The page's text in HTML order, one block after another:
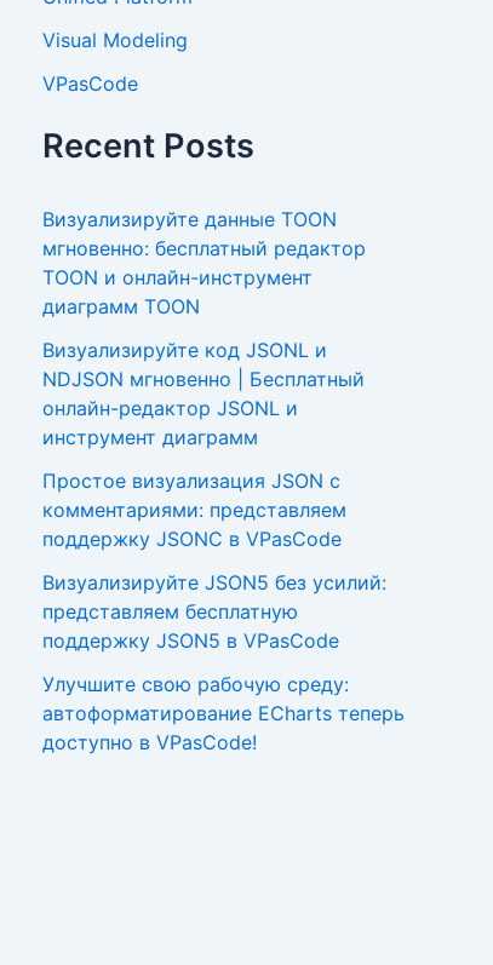
Visual Modeling
VPasCode
Recent Posts
Визуализируйте данные TOON
мгновенно: бесплатный редактор
TOON и онлайн-инструмент
диаграмм TOON
Визуализируйте код JSONL и
NDJSON мгновенно | Бесплатный
онлайн-редактор JSONL и
инструмент диаграмм
Простое визуализация JSON с
комментариями: представляем
поддержку JSONC в VPasCode
Визуализируйте JSON5 без усилий:
представляем бесплатную
поддержку JSON5 в VPasCode
Улучшите свою рабочую среду:
автоформатирование ECharts теперь
доступно в VPasCode!